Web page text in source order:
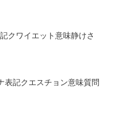
クワイエット意味静けさ
表記クエスチョン意味質問